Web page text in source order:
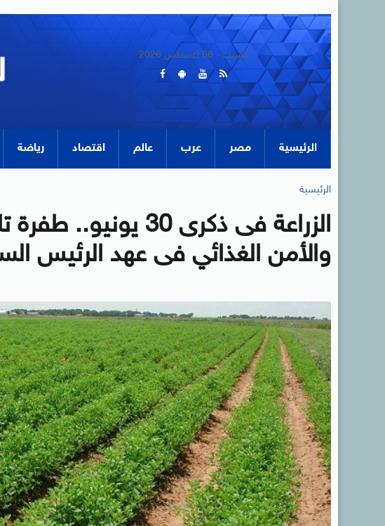
السبت - 08 أغسطس 2026
الرئيسية مصر عرب عالم اقتصاد رياضة
الرئيسية
الزراعة فى ذكرى 30
والأمن الغذائي فى عهد الرئيس